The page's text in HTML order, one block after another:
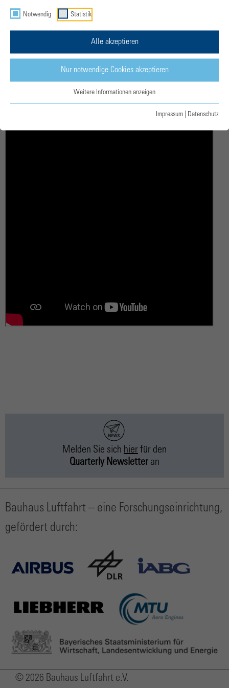
Melden Sie sich hier für den
Quarterly Newsletter an
Bauhaus Luftfahrt – eine Forschungseinrichtung,
gefördert durch:
© 2026 Bauhaus Luftfahrt e.V.
Notwendig Statistik
Alle akzeptieren
Nur notwendige Cookies akzeptieren
Weitere Informationen anzeigen
Impressum Datenschutz